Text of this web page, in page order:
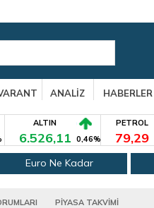
ANALİZ HABERLER
ALTIN
6.526,11 0,46%
PETROL
79,29
Euro Ne Kadar
PİYASA TAKVİMİ